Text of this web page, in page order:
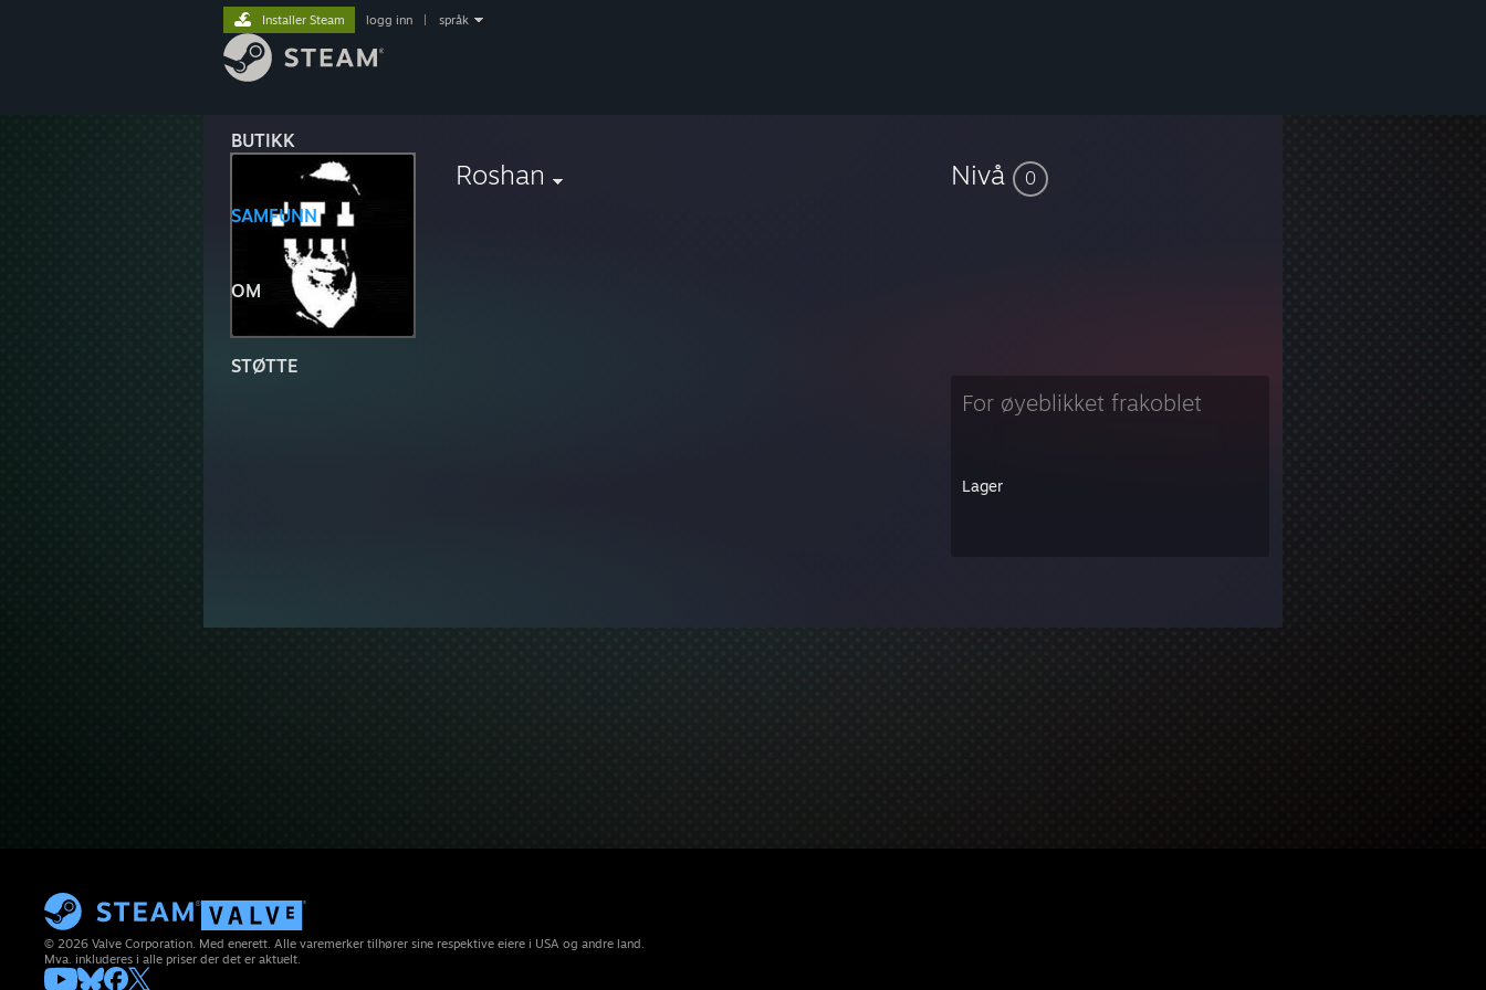
BUTIKK
SAMFUNN
OM
STØTTE
Installer Steam logg inn språk
Roshan Nivå 0
For øyeblikket frakoblet
Lager
© 2026 Valve Corporation. Med enerett. Alle varemerker tilhører sine respektive eiere i USA og andre land.
Mva. inkluderes i alle priser der det er aktuelt.